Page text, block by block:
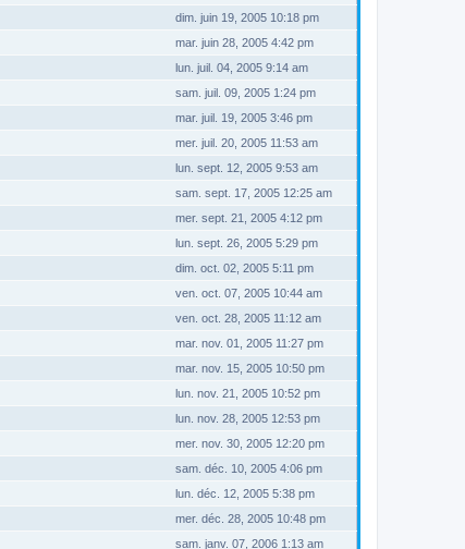
dim. juin 19, 2005 10:18 pm
mar. juin 28, 2005 4:42 pm
lun. juil. 04, 2005 9:14 am
sam. juil. 09, 2005 1:24 pm
mar. juil. 19, 2005 3:46 pm
mer. juil. 20, 2005 11:53 am
lun. sept. 12, 2005 9:53 am
sam. sept. 17, 2005 12:25 am
mer. sept. 21, 2005 4:12 pm
lun. sept. 26, 2005 5:29 pm
dim. oct. 02, 2005 5:11 pm
ven. oct. 07, 2005 10:44 am
ven. oct. 28, 2005 11:12 am
mar. nov. 01, 2005 11:27 pm
mar. nov. 15, 2005 10:50 pm
lun. nov. 21, 2005 10:52 pm
lun. nov. 28, 2005 12:53 pm
mer. nov. 30, 2005 12:20 pm
sam. déc. 10, 2005 4:06 pm
lun. déc. 12, 2005 5:38 pm
mer. déc. 28, 2005 10:48 pm
sam. janv. 07, 2006 1:13 am